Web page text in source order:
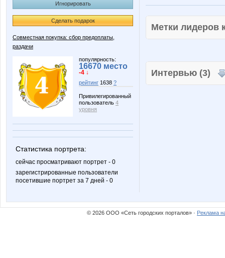
Игнорировать
Сделать подарок
Совместная покупка: сбор предоплаты,
раздачи
популярность:
16670 место
-4 ↓
рейтинг 1638 ?
Привилегированный
пользователь 4
уровня
Статистика портрета:
сейчас просматривают портрет - 0
зарегистрированные пользователи
посетившие портрет за 7 дней - 0
Метки
Интервью (3)
© 2026 ООО «Сеть городских порталов» · Реклама